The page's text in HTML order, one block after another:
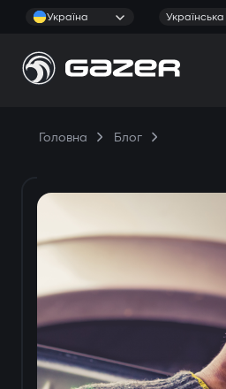
Україна Українська
Головна Блог